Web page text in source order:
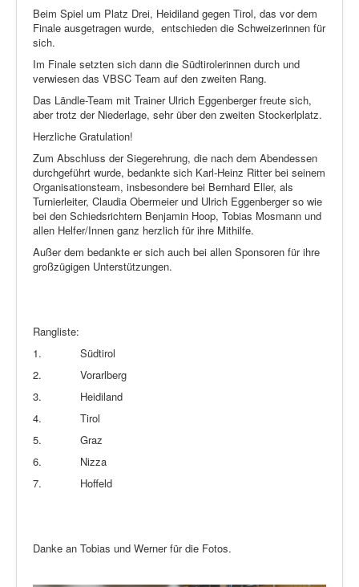
Beim Spiel um Platz Drei, Heidiland gegen Tirol, das vor dem
Finale ausgetragen wurde, entschieden die Schweizerinnen für
sich.
Im Finale setzten sich dann die Südtirolerinnen durch und
verwiesen das VBSC Team auf den zweiten Rang.
Das Ländle-Team mit Trainer Ulrich Eggenberger freute sich,
aber trotz der Niederlage, sehr über den zweiten Stockerlplatz.
Herzliche Gratulation!
Zum Abschluss der Siegerehrung, die nach dem Abendessen
durchgeführt wurde, bedankte sich Karl-Heinz Ritter bei seinem
Organisationsteam, insbesondere bei Bernhard Eller, als
Turnierleiter, Claudia Obermeier und Ulrich Eggenberger so wie
bei den Schiedsrichtern Benjamin Hoop, Tobias Mosmann und
allen Helfer/Innen ganz herzlich für ihre Mithilfe.
Außer dem bedankte er sich auch bei allen Sponsoren für ihre
großzügigen Unterstützungen.
Rangliste:
1.
Südtirol
2.
Vorarlberg
3.
Heidiland
4.
Tirol
5.
Graz
6.
Nizza
7.
Hoffeld
Danke an Tobias und Werner für die Fotos.